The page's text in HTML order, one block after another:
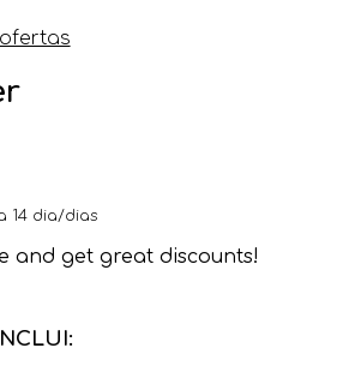
14 dia/dias
and get great discounts!